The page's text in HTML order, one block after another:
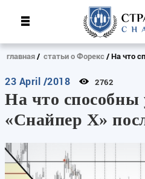
главная статьи о Форекс На что
23 April /2018 2762
На что способны
«Снайпер Х»